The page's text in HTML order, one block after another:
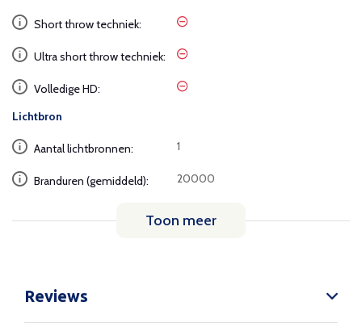
Short throw techniek:
Ultra short throw techniek:
Volledige HD:
Lichtbron
Aantal lichtbronnen: 1
Branduren (gemiddeld): 20000
Toon meer
Reviews